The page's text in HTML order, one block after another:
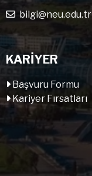
bilgi@neu.edu.tr
KARİYER
Başvuru Formu
Kariyer Fırsatları